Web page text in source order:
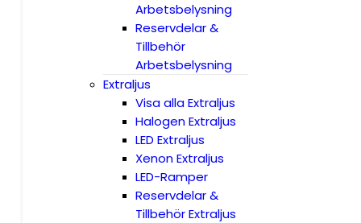
Arbetsbelysning
Reservdelar &
Tillbehör
Arbetsbelysning
Extraljus
Visa alla Extraljus
Halogen Extraljus
LED Extraljus
Xenon Extraljus
LED-Ramper
Reservdelar &
Tillbehör Extraljus